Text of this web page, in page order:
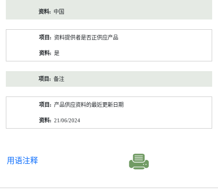
中国
资料提供者是否正供应产品
是
备注
产品供应资料的最近更新日期
21/06/2024
用语注释